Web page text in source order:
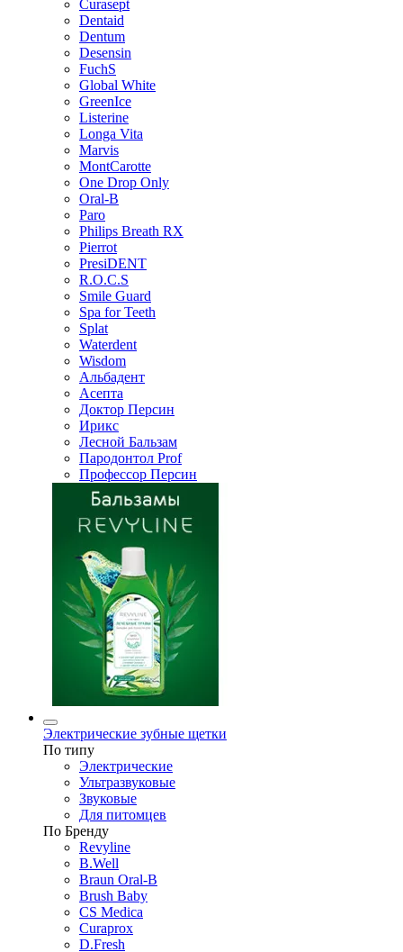
Curasept
Dentaid
Dentum
Desensin
FuchS
Global White
GreenIce
Listerine
Longa Vita
Marvis
MontCarotte
One Drop Only
Oral-B
Paro
Philips Breath RX
Pierrot
PresiDENT
R.O.C.S
Smile Guard
Spa for Teeth
Splat
Waterdent
Wisdom
Альбадент
Асепта
Доктор Персин
Ирикс
Лесной Бальзам
Пародонтол Prof
Профессор Персин
Электрические зубные щетки
По типу
Электрические
Ультразвуковые
Звуковые
Для питомцев
По Бренду
Revyline
B.Well
Braun Oral-B
Brush Baby
CS Medica
Curaprox
D.Fresh